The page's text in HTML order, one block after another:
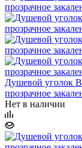
Душевой уголок
прозрачное
Нет в наличии